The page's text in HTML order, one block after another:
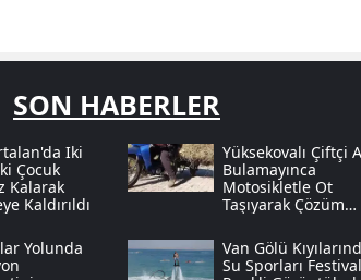
SON HABERLER
Iki
Çocuk
Kalarak
Kaldırıldı
Yüksekovalı Çiftçi
Bulamayınca
Motosikletle Ot
Taşıyarak Çözüm
Yolunda
Van Gölü
Su Sporları